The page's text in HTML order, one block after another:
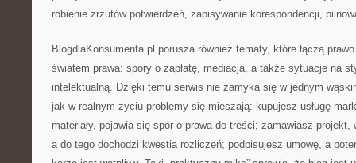
robienie zrzutów potwierdzeń, zapisywanie korespondencji,
BlogdlaKonsumenta.pl porusza również tematy, które łączą
światem prawa: spory o zapłatę, mediacja, a także sytuacje na
intelektualną. Dzięki temu serwis nie zamyka się w jednym
jak w realnym życiu problemy się mieszają: kupujesz usługę
materiały, pojawia się spór o prawa do treści; zamawiasz
a do tego dochodzi kwestia rozliczeń; podpisujesz umowę, a